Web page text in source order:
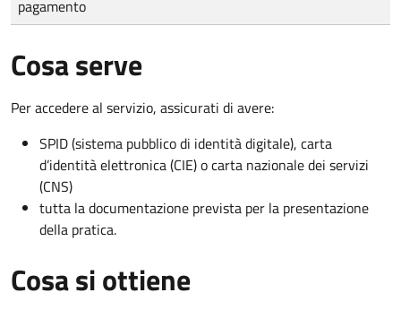
pagamento
Cosa serve
Per accedere al servizio, assicurati di avere:
SPID (sistema pubblico di identità digitale), carta
d’identità elettronica (CIE) o carta nazionale dei servizi
(CNS)
tutta la documentazione prevista per la presentazione
della pratica.
Cosa si ottiene